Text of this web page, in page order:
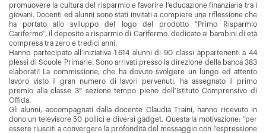
promuovere la cultura del risparmio e favorire l’educazione finanziaria tra i
giovani. Docenti ed alunni sono stati invitati a compiere una riflessione che
ha portato allo sviluppo del logo del prodotto "Primo Risparmio
Carifermo", il deposito a risparmio di Carifermo. dedicato ai bambini di età
compresa tra zero e tredici anni.
Hanno partecipato all’iniziativa 1.614 alunni di 90 classi appartenenti a 44
plessi di Scuole Primarie. Sono arrivati presso la direzione della banca 383
elaborati! La commissione, che ha dovuto svolgere un lungo ed attento
lavoro visto il gran numero di lavori pervenuti, ha assegnato il primo
premio alla classe 3° sezione tempo pieno dell’Istituto Comprensivo di
Offida.
Gli alunni, accompagnati dalla docente Claudia Traini, hanno ricevuto in
dono un televisore 50 pollici e diversi gadget. Questa la motivazione: “per
essere riusciti a convergere la profondità del messaggio con l’espressione